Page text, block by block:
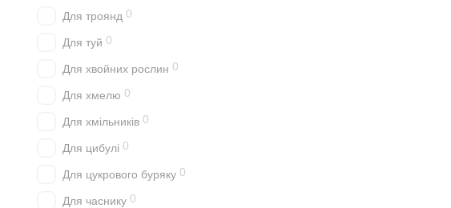
Для троянд 0
Для туй 0
Для хвойних рослин 0
Для хмелю 0
Для хмільників 0
Для цибулі 0
Для цукрового буряку 0
Для часнику 0